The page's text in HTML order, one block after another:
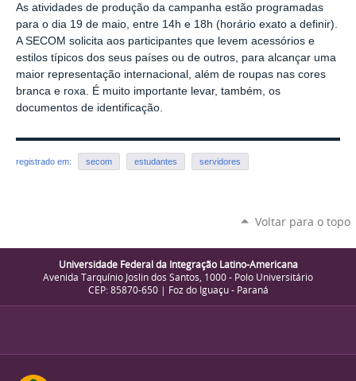
As atividades de produção da campanha estão programadas
para o dia 19 de maio, entre 14h e 18h (horário exato a definir).
A SECOM solicita aos participantes que levem acessórios e
estilos típicos dos seus países ou de outros, para alcançar uma
maior representação internacional, além de roupas nas cores
branca e roxa. É muito importante levar, também, os
documentos de identificação.
registrado em: secom estudantes servidores
Voltar para o topo
Universidade Federal da Integração Latino-Americana
Avenida Tarquínio Joslin dos Santos, 1000 - Polo Universitário
CEP: 85870-650 | Foz do Iguaçu - Paraná